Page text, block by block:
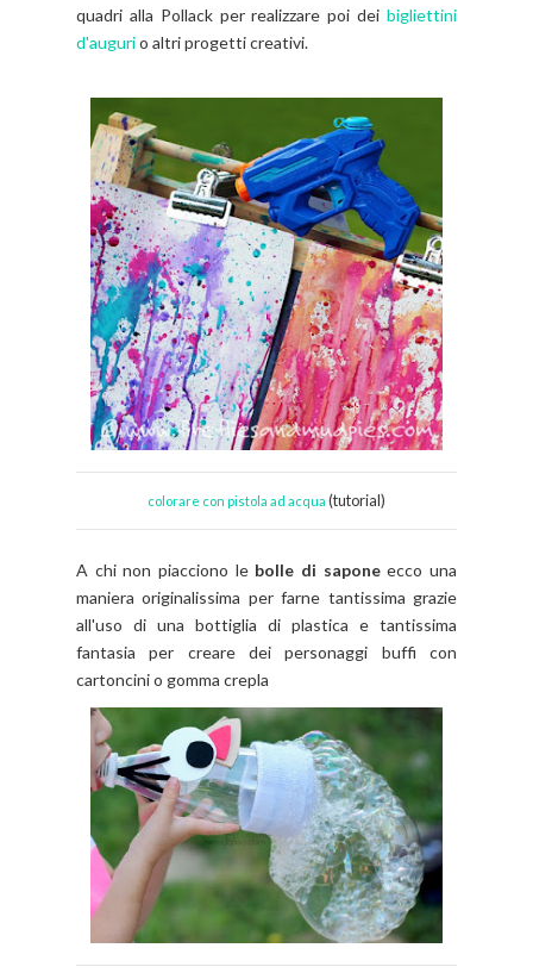
quadri alla Pollack per realizzare poi dei bigliettini
d'augurio altri progetti creativi.
colorare con pistola ad acqua (tutorial)
A chi non piacciono le bolle di saponeecco una
maniera originalissima per farne tantissima grazie
all'uso di una bottiglia di plastica e tantissima
fantasia per creare dei personaggi buffi con
cartoncini o gomma crepla